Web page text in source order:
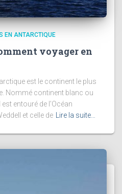
EN ANTARCTIQUE
voyager en
est le continent le plus
Nommé continent blanc ou
entouré de l’Océan
et celle de
Lire la suite…